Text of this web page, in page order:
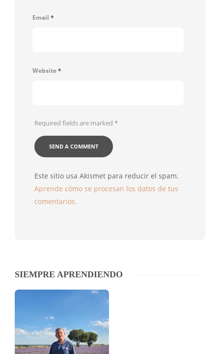
Email *
Website*
Required fields are marked *
Este sitio usa Akismet para reducir el spam.
Aprende cómo se procesan los datos de tus
comentarios.
SIEMPRE APRENDIENDO